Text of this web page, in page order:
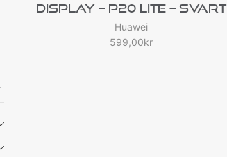
Display – P20 Lite – Svart
Huawei
599,00kr